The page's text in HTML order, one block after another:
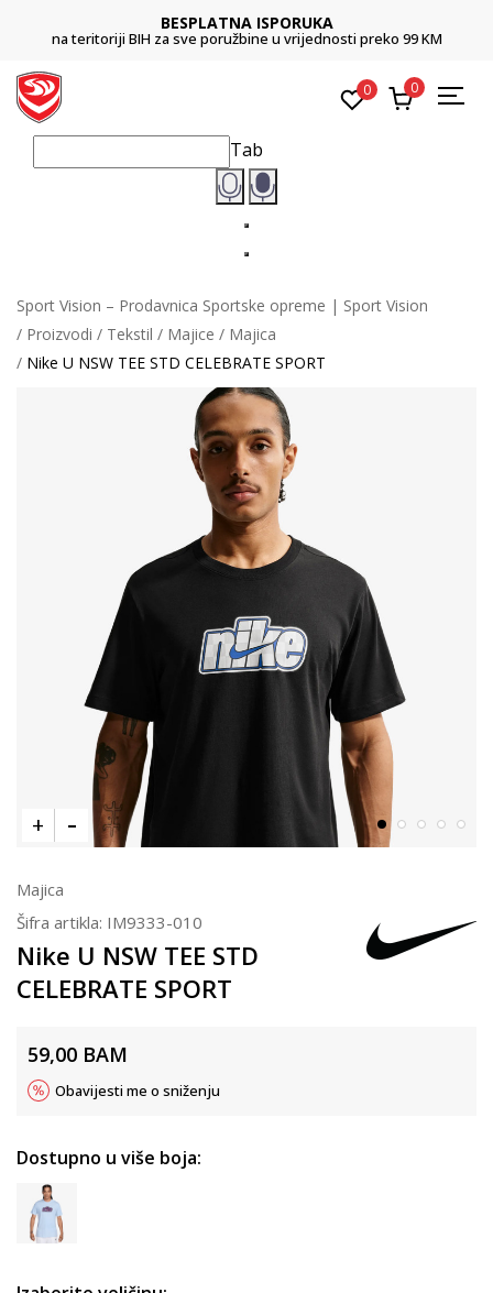
BESPLATNA ISPORUKA
na teritoriji BIH za sve poružbine u vrijednosti preko 99 KM
0 0
Tab
Sport Vision – Prodavnica Sportske opreme | Sport Vision
Proizvodi
Tekstil Majice
Majica
Nike U NSW TEE STD CELEBRATE SPORT
Majica
Šifra artikla: IM9333-010
Nike U NSW TEE STD
CELEBRATE SPORT
59,00 BAM
Obavijesti me o sniženju
Dostupno u više boja: